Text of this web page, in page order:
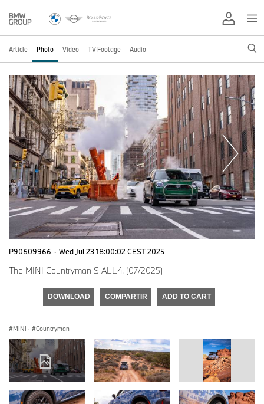
Article Photo Video TV Footage Audio
P90609966 · Wed Jul 23 18:00:02 CEST 2025
The MINI Countryman S ALL4. (07/2025)
DOWNLOAD COMPARTIR ADD TO CART
MINI · Countryman